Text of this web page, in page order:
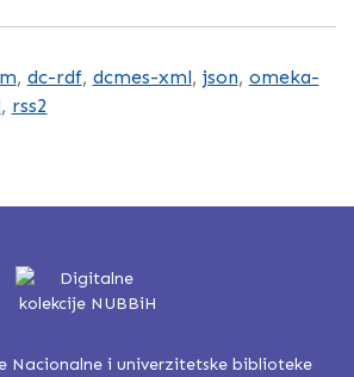
, dc-rdf, dcmes-xml, json, omeka-
, rss2
Nacionalne i univerzitetske biblioteke